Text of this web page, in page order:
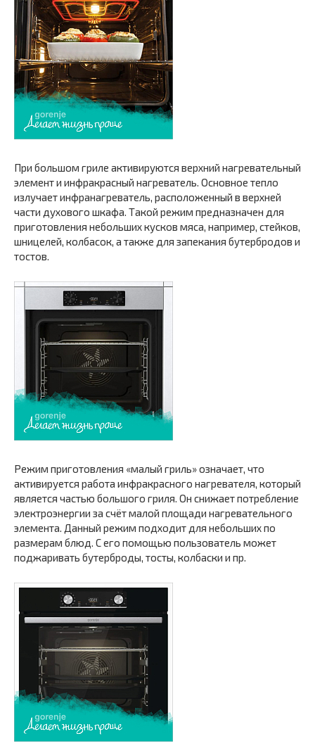
При большом гриле активируются верхний нагревательный
элемент и инфракрасный нагреватель. Основное тепло
излучает инфранагреватель, расположенный в верхней
части духового шкафа. Такой режим предназначен для
приготовления небольших кусков мяса, например, стейков,
шницелей, колбасок, а также для запекания бутербродов и
тостов.
Режим приготовления «малый гриль» означает, что
активируется работа инфракрасного нагревателя, который
является частью большого гриля. Он снижает потребление
электроэнергии за счёт малой площади нагревательного
элемента. Данный режим подходит для небольших по
размерам блюд. С его помощью пользователь может
поджаривать бутерброды, тосты, колбаски и пр.